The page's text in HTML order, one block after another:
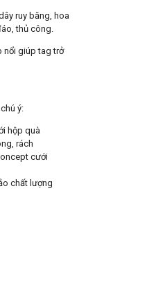
ruy băng, hoa
thủ công.
nổi giúp tag trở
ý:
hộp quà
rách
cưới
chất lượng